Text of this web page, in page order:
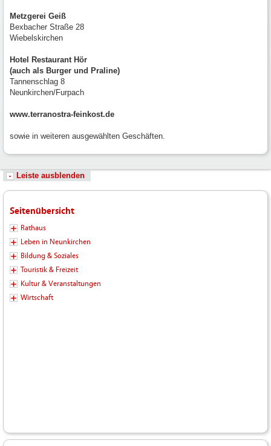
Metzgerei Geiß
Bexbacher Straße 28
Wiebelskirchen
Hotel Restaurant Hör
(auch als Burger und Praline)
Tannenschlag 8
Neunkirchen/Furpach
www.terranostra-feinkost.de
sowie in weiteren ausgewählten Geschäften.
Leiste ausblenden
Seitenübersicht
Rathaus
Leben in Neunkirchen
Bildung & Soziales
Touristik & Freizeit
Kultur & Veranstaltungen
Wirtschaft